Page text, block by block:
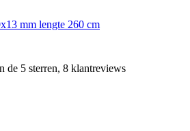
mm lengte 260 cm
de 5 sterren, 8 klantreviews